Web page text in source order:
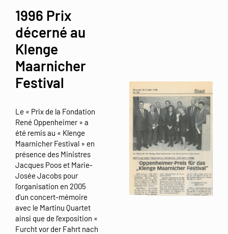
1996 Prix
décerné au
Klenge
Maarnicher
Festival
Le « Prix de la Fondation
René Oppenheimer » a
été remis au « Klenge
Maarnicher Festival » en
présence des Ministres
Jacques Poos et Marie-
Josée Jacobs pour
l’organisation en 2005
d'un concert-mémoire
avec le Martinu Quartet
ainsi que de l’exposition «
Furcht vor der Fahrt nach